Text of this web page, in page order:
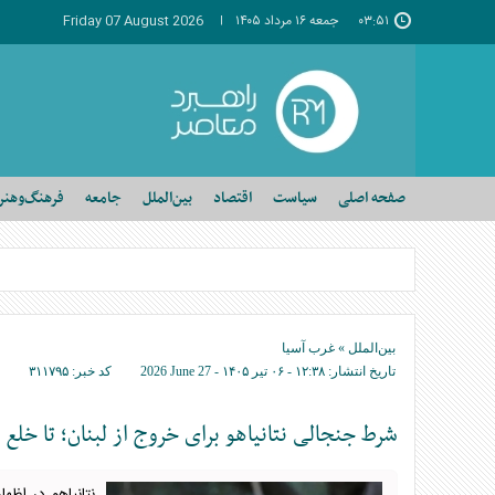
۰۳:۵۱ جمعه ۱۶ مرداد ۱۴۰۵ Friday 07 August 2026
صفحه اصلی سیاست اقتصاد بین‌الملل جامعه
بین‌الملل » غرب آسیا
تاریخ انتشار: ۱۲:۳۸ - ۰۶ تير ۱۴۰۵ - 2026 June 27 کد خبر: ۳۱۱۷۹۵
شرط جنجالی نتانیاهو برای خروج از لبنان؛ تا